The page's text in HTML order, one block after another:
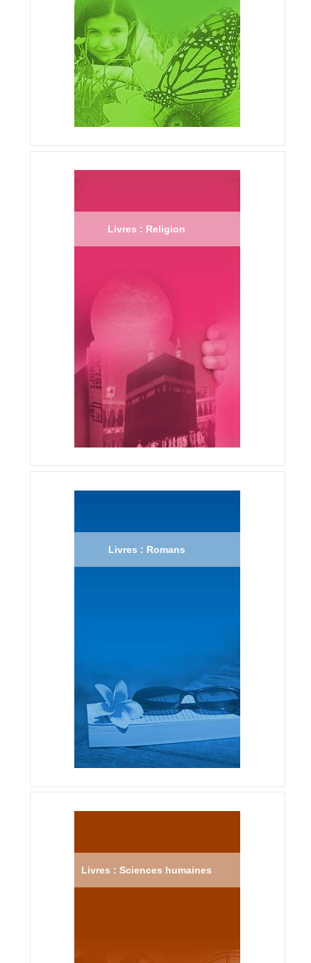
Livres : Religion
Livres : Romans
Livres : Sciences humaines